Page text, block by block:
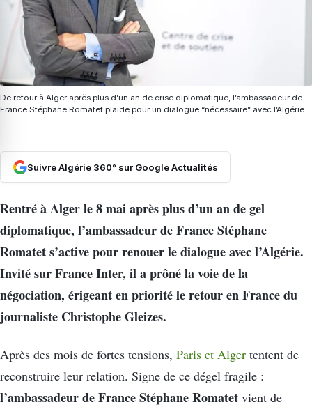
De retour à Alger après plus d’un an de crise diplomatique, l’ambassadeur de
France Stéphane Romatet plaide pour un dialogue “nécessaire” avec l’Algérie.
Suivre Algérie 360° sur Google Actualités
Rentré à Alger le 8 mai après plus d’un an de gel
diplomatique, l’ambassadeur de France Stéphane
Romatet s’active pour renouer le dialogue avec l’Algérie.
Invité sur France Inter, il a prôné la voie de la
négociation, érigeant en priorité le retour en France du
journaliste Christophe Gleizes.
Après des mois de fortes tensions, Paris et Alger tentent de
reconstruire leur relation. Signe de ce dégel fragile :
l’ambassadeur de France Stéphane Romatet vient de